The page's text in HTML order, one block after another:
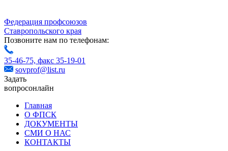
Федерация профсоюзов
Ставропольского края
Позвоните нам по телефонам:
35-46-75, факс 35-19-01
sovprof@list.ru
Задать
вопросонлайн
Главная
О ФПСК
ДОКУМЕНТЫ
СМИ О НАС
КОНТАКТЫ